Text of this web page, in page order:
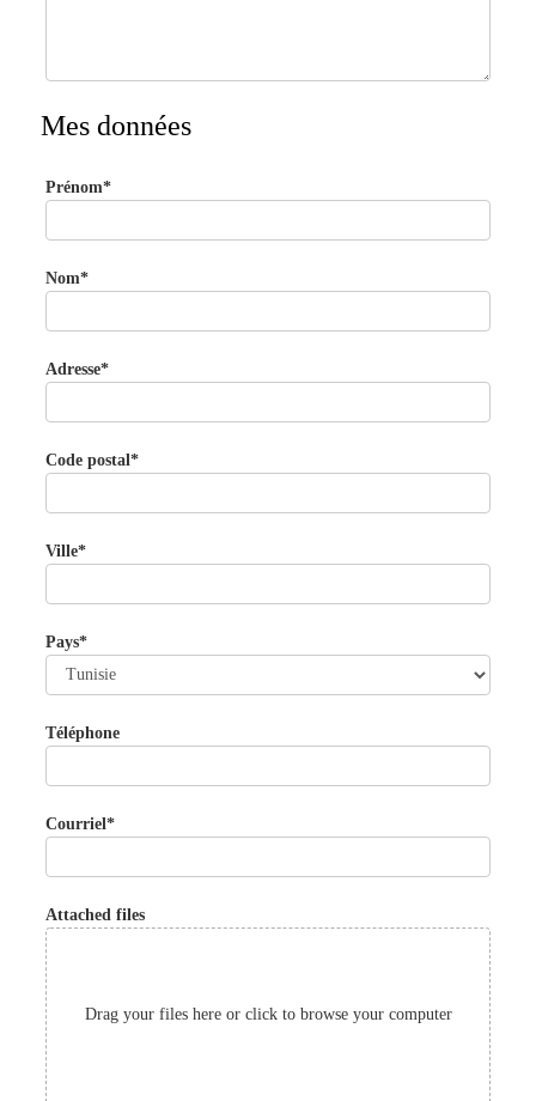
Mes données
Prénom*
Nom*
Adresse*
Code postal*
Ville*
Pays*
Téléphone
Courriel*
Attached files
Drag your files here or click to browse your computer